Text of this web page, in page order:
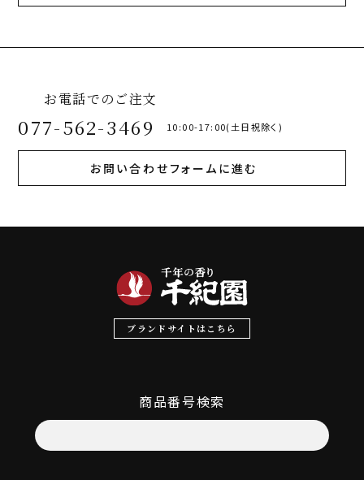
お電話でのご注文
077-562-3469 10:00-17:00(土日祝除く)
お問い合わせフォームに進む
ブランドサイトはこちら
商品番号検索